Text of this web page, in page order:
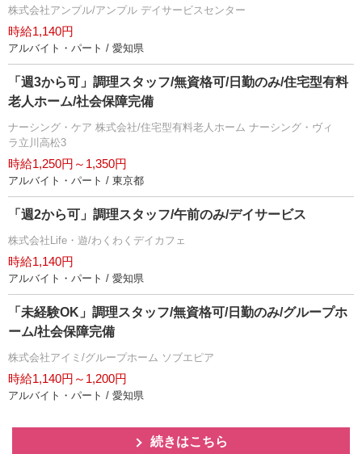
株式会社アンプル/アンプル デイサービスセンター
時給1,140円
アルバイト・パート / 愛知県
「週3から可」調理スタッフ/無資格可/日勤のみ/住宅型有料
老人ホーム/社会保障完備
ナーシング・ケア 株式会社/住宅型有料老人ホーム ナーシング・ヴィ
ラ立川高松3
時給1,250円～1,350円
アルバイト・パート / 東京都
「週2から可」調理スタッフ/午前のみ/デイサービス
株式会社Life・遊/わくわくデイカフェ
時給1,140円
アルバイト・パート / 愛知県
「未経験OK」調理スタッフ/無資格可/日勤のみ/グループホ
ーム/社会保障完備
株式会社アイミ/グループホーム ソブエピア
時給1,140円～1,200円
アルバイト・パート / 愛知県
続きはこちら